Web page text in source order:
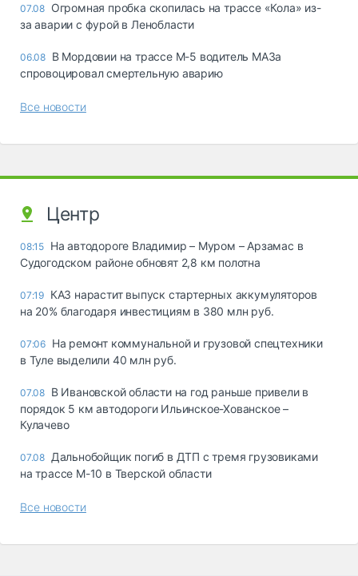
07.08 Огромная пробка скопилась на трассе «Кола» из-
за аварии с фурой в Ленобласти
06.08 В Мордовии на трассе М-5 водитель МАЗа
спровоцировал смертельную аварию
Все новости
Центр
08:15 На автодороге Владимир – Муром – Арзамас в
Судогодском районе обновят 2,8 км полотна
07:19 КАЗ нарастит выпуск стартерных аккумуляторов
на 20% благодаря инвестициям в 380 млн руб.
07:06 На ремонт коммунальной и грузовой спецтехники
в Туле выделили 40 млн руб.
07.08 В Ивановской области на год раньше привели в
порядок 5 км автодороги Ильинское-Хованское –
Кулачево
07.08 Дальнобойщик погиб в ДТП с тремя грузовиками
на трассе М-10 в Тверской области
Все новости